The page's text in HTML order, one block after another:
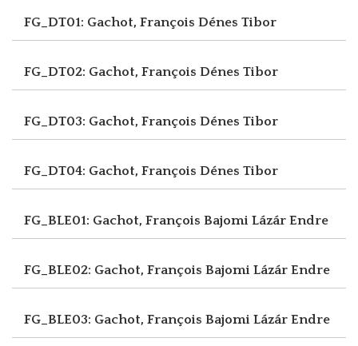
FG_DT01: Gachot, François Dénes Tibor
FG_DT02: Gachot, François Dénes Tibor
FG_DT03: Gachot, François Dénes Tibor
FG_DT04: Gachot, François Dénes Tibor
FG_BLE01: Gachot, François Bajomi Lázár Endre
FG_BLE02: Gachot, François Bajomi Lázár Endre
FG_BLE03: Gachot, François Bajomi Lázár Endre